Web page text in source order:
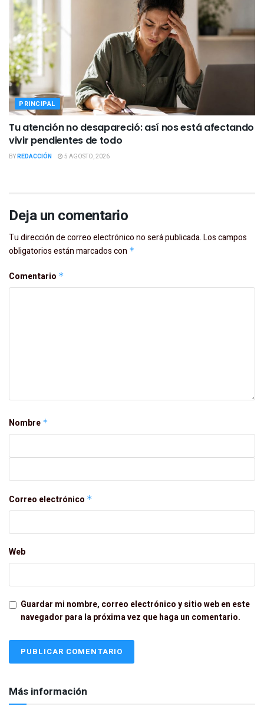
PRINCIPAL
Tu atención no desapareció: así nos está afectando
vivir pendientes de todo
BYREDACCIÓN 5 AGOSTO, 2026
Deja un comentario
Tu dirección de correo electrónico no será publicada.Los campos
obligatorios están marcados con *
Comentario *
Nombre *
Correo electrónico *
Web
Guardar mi nombre, correo electrónico y sitio web en este
navegador para la próxima vez que haga un comentario.
Más información